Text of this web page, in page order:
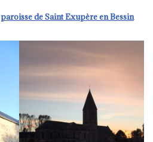
paroisse de Saint Exupère en Bessin